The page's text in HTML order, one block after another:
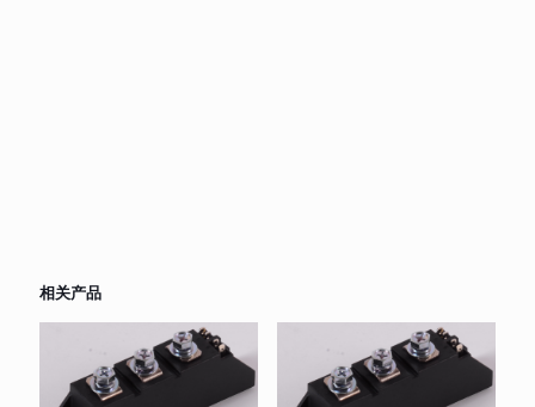
相关产品